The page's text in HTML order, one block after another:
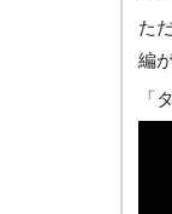
た
編
「